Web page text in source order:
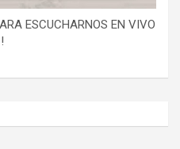
ESCUCHARNOS EN VIVO
!